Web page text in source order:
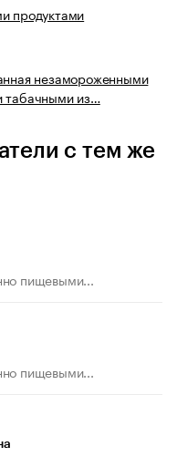
продуктами
незамороженными
табачными из…
с тем же
пищевыми...
пищевыми...